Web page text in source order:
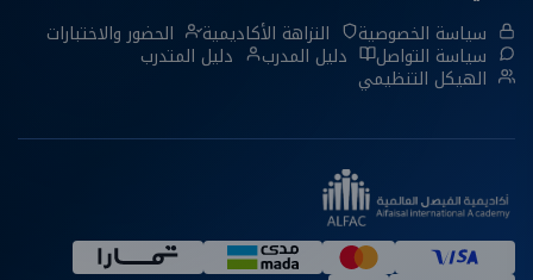
سياسة الخصوصية النزاهة الأكاديمية الحضور والاختبارات
سياسة التواصل دليل المدرب دليل المتدرب
الهيكل التنظيمي